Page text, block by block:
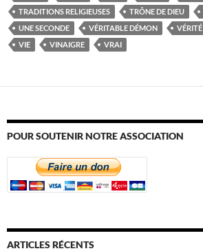
TRADITIONS RELIGIEUSES
TRÔNE DE DIEU
UNE SECONDE
VÉRITABLE DÉMON VÉRITÉ
VIE
VINAIGRE VRAI
POUR SOUTENIR NOTRE ASSOCIATION
ARTICLES RÉCENTS